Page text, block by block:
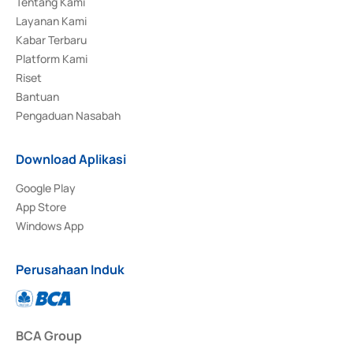
Layanan Kami
Kabar Terbaru
Platform Kami
Riset
Bantuan
Pengaduan Nasabah
Download Aplikasi
Google Play
App Store
Windows App
Perusahaan Induk
BCA Group